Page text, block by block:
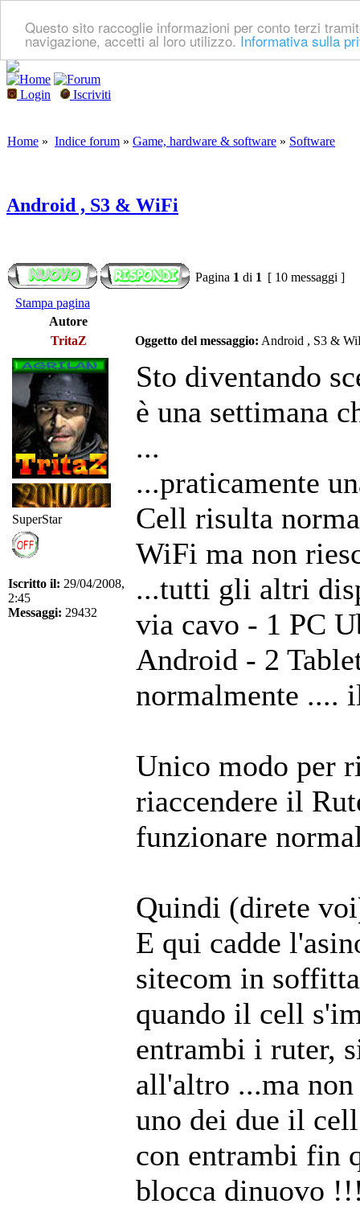
Questo sito raccoglie informazioni per conto terzi
navigazione, accetti al loro utilizzo. Informativa sulla
Login Iscriviti
Home » Indice forum » Game, hardware & software » Software
Android , S3 & WiFi
Pagina 1 di 1 [ 10 messaggi ]
Stampa pagina
Autore
TritaZ
Oggetto del messaggio: Android , S3 &
SuperStar
Iscritto il: 29/04/2008,
2:45
Messaggi: 29432
Sto diventando
è una settimana
...
...praticamente
Cell risulta
WiFi ma non
...tutti gli altri
via cavo - 1 PC
Android - 2
normalmente ....
Unico modo per
riaccendere il
funzionare
Quindi (direte
E qui cadde
sitecom in
quando il cell
entrambi i ruter,
all'altro ...ma non
uno dei due il
con entrambi fin
blocca dinuovo